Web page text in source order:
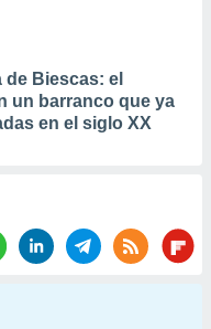
Biescas: el
un barranco que ya
en el siglo XX